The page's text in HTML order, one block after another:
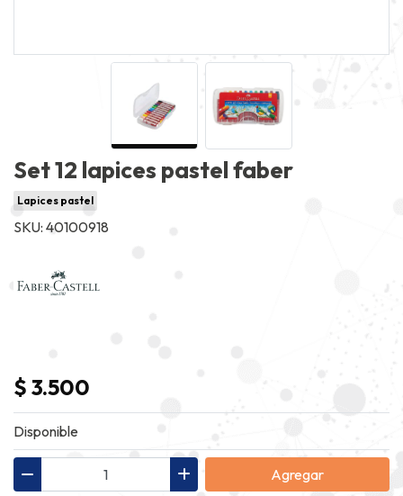
Set 12 lapices pastel faber
Lapices pastel
SKU: 40100918
$ 3.500
Disponible
Agregar